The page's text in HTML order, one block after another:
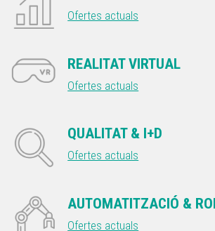
Ofertes actuals
REALITAT VIRTUAL
Ofertes actuals
QUALITAT & I+D
Ofertes actuals
AUTOMATITZACIÓ &
Ofertes actuals